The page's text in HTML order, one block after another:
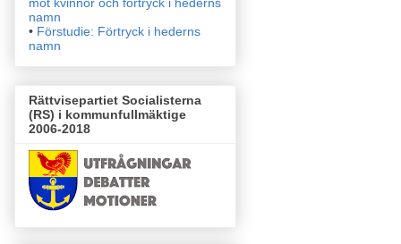
namn
• Förstudie: Förtryck i hederns
namn
Rättvisepartiet Socialisterna
(RS) i kommunfullmäktige
2006-2018